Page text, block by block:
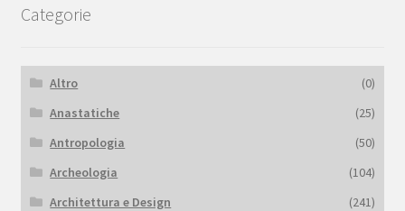
Categorie
Altro
(0)
Anastatiche
(25)
Antropologia
(50)
Archeologia
(104)
Architettura e Design
(241)